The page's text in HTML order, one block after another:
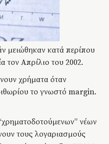
μειώθηκαν κατά περίπου
τον Απρίλιο του 2002.
χρήματα όταν
το γνωστό margin.
νέων
τους λογαριασμούς